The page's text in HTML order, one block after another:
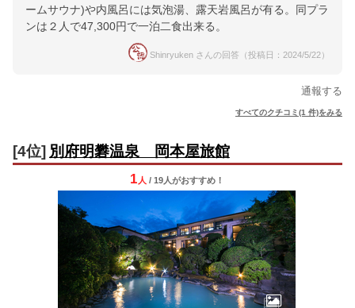
ームサウナ)や内風呂には気泡湯、露天岩風呂が有る。同プラ
ンは２人で47,300円で一泊二食出来る。
Shinryuken さんの回答（投稿日：2024/5/22）
通報する
すべてのクチコミ(1 件)をみる
[4位] 別府明礬温泉 岡本屋旅館
1 人 / 19人がおすすめ！